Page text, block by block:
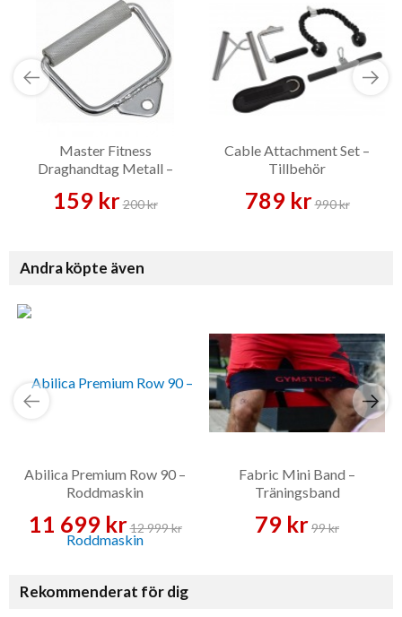
Master Fitness
Draghandtag Metall –
159 kr200 kr
Cable Attachment Set –
Tillbehör
789 kr990 kr
Andra köpte även
Abilica Premium Row 90 –
Roddmaskin
11 699 kr12 999 kr
Fabric Mini Band –
Träningsband
79 kr99 kr
Rekommenderat för dig